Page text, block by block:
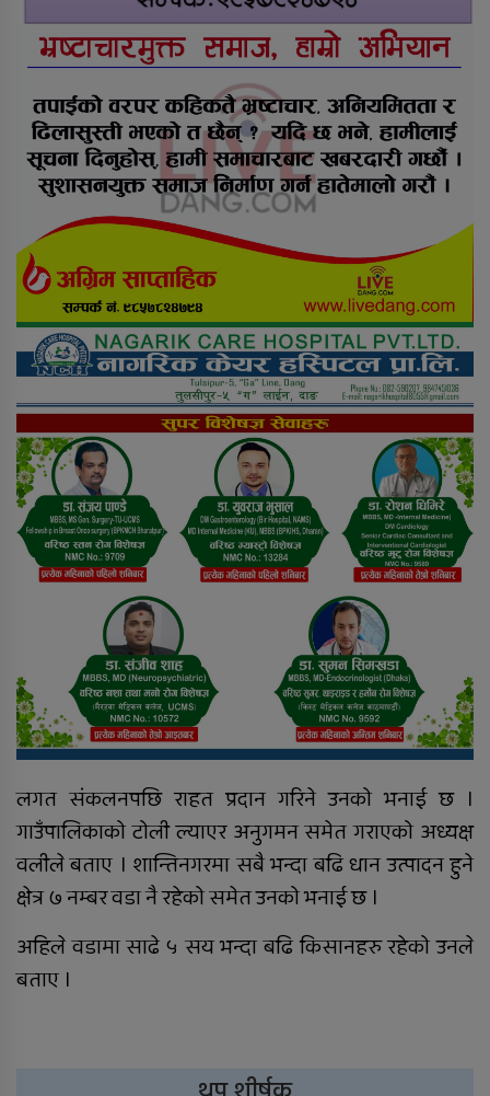
तुलसीपुरमा बुधबार चारसय बढि ग्यास
सिलिन्डर भित्रियो
सल्यानको बागचौरमा एक शिक्षक मृत
फेला
टरिगाउँ एयरपोर्ट स्तरबृद्धि भएपनि साँझ र
विहान मात्रै प्लेन बस्न सक्छ: पोखरेल
निःशुल्क तालिम र रोजगारीमा जोड्न ६
बुँदे सम्झौता
दाङका विभिन्न सामुदायिक वनबाट ५५
नाल भरुवा बन्दुक बरामद
लगत संकलनपछि राहत प्रदान गरिने उनको भनाई छ ।
गाउँपालिकाको टोली ल्याएर अनुगमन समेत गराएको अध्यक्ष
वलीले बताए । शान्तिनगरमा सबै भन्दा बढि धान उत्पादन हुने
क्षेत्र ७ नम्बर वडा नै रहेको समेत उनको भनाई छ ।
अहिले वडामा साढे ५ सय भन्दा बढि किसानहरु रहेको उनले
बताए ।